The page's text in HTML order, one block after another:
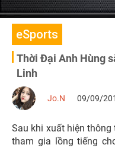
eSports
Thời Đại Anh Hùng
Linh
Jo.N 09/09/
Sau khi xuất hiện
tham gia lồng tiếng